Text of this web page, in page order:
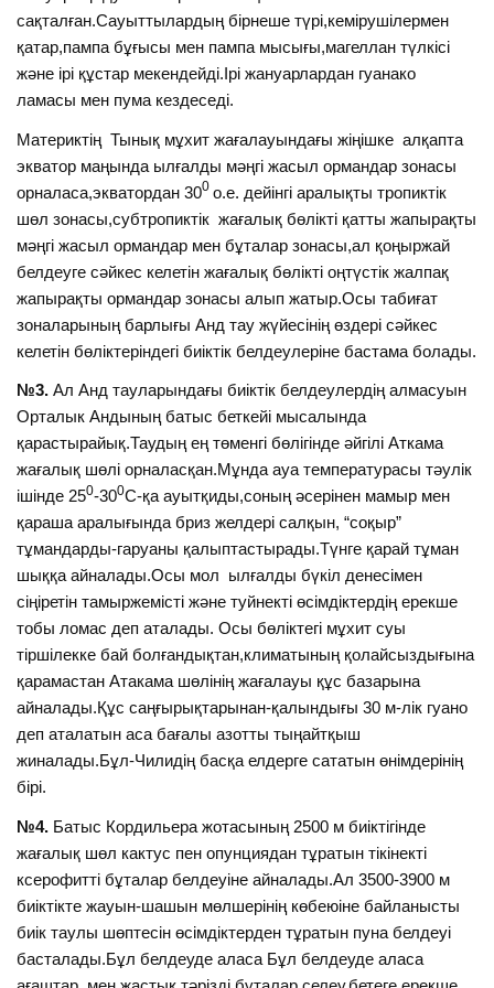
сақталған.Сауыттылардың бірнеше түрі,кемірушілермен
қатар,пампа бұғысы мен пампа мысығы,магеллан түлкісі
және ірі құстар мекендейді.Ірі жануарлардан гуанако
ламасы мен пума кездеседі.
Материктің Тынық мұхит жағалауындағы жіңішке алқапта
экватор маңында ылғалды мәңгі жасыл ормандар зонасы
орналаса,экватордан 300 о.е. дейінгі аралықты тропиктік
шөл зонасы,субтропиктік жағалық бөлікті қатты жапырақты
мәңгі жасыл ормандар мен бұталар зонасы,ал қоңыржай
белдеуге сәйкес келетін жағалық бөлікті оңтүстік жалпақ
жапырақты ормандар зонасы алып жатыр.Осы табиғат
зоналарының барлығы Анд тау жүйесінің өздері сәйкес
келетін бөліктеріндегі биіктік белдеулеріне бастама болады.
№3. Ал Анд тауларындағы биіктік белдеулердің алмасуын
Орталык Андының батыс беткейі мысалында
қарастырайық.Таудың ең төменгі бөлігінде әйгілі Аткама
жағалық шөлі орналасқан.Мұнда ауа температурасы тәулік
ішінде 250-300С-қа ауытқиды,соның әсерінен мамыр мен
қараша аралығында бриз желдері салқын, “соқыр”
тұмандарды-гаруаны қалыптастырады.Түнге қарай тұман
шыққа айналады.Осы мол ылғалды бүкіл денесімен
сіңіретін тамыржемісті және туйнекті өсімдіктердің ерекше
тобы ломас деп аталады. Осы бөліктегі мұхит суы
тіршілекке бай болғандықтан,климатының қолайсыздығына
қарамастан Атакама шөлінің жағалауы құс базарына
айналады.Құс саңғырықтарынан-қалындығы 30 м-лік гуано
деп аталатын аса бағалы азотты тыңайтқыш
жиналады.Бұл-Чилидің басқа елдерге сататын өнімдерінің
бірі.
№4. Батыс Кордильера жотасының 2500 м биіктігінде
жағалық шөл кактус пен опунциядан тұратын тікінекті
ксерофитті бұталар белдеуіне айналады.Ал 3500-3900 м
биіктікте жауын-шашын мөлшерінің көбеюіне байланысты
биік таулы шөптесін өсімдіктерден тұратын пуна белдеуі
басталады.Бұл белдеуде аласа Бұл белдеуде аласа